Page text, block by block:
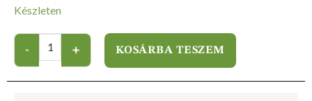
Készleten
KOSÁRBA TESZEM